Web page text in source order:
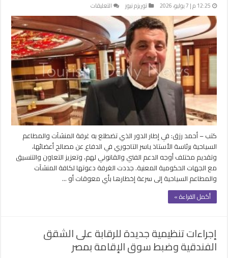
12:25 م | 7 يوليو، 2026 توريزم نيوز التعليقات
غرفة
المنشآت
والمطاعم
السياحية
تدعو
أعضائها
إلى
إخطارها
بأي
معوقات
حكومية
مغلقة
كتب – أحمد رزق: في إطار الدور الذي تضطلع به غرفة المنشآت والمطاعم
السياحية برئاسة الأستاذ ياسر التاجوري في الدفاع عن مصالح أعضائها،
وتقديم مختلف أوجه الدعم الفني والقانوني لهم، وتعزيز التعاون والتنسيق
مع الجهات الحكومية المعنية. جددت الغرفة دعوتها لكافة المنشآت
والمطاعم السياحية إلى سرعة إخطارها بأي معوقات أو …
أكمل القراءة »
إجراءات تنظيمية جديدة للرقابة على الشقق
الفندقية وضبط سوق الإقامة بمصر